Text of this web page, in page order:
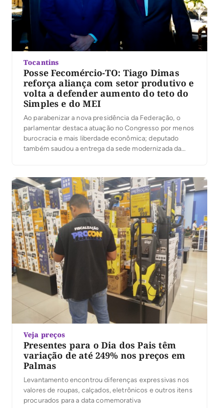
Tocantins
Posse Fecomércio-TO: Tiago Dimas
reforça aliança com setor produtivo e
volta a defender aumento do teto do
Simples e do MEI
Ao parabenizar a nova presidência da Federação, o
parlamentar destaca atuação no Congresso por menos
burocracia e mais liberdade econômica; deputado
também saudou a entrega da sede modernizada da
Veja preços
Presentes para o Dia dos Pais têm
variação de até 249% nos preços em
Palmas
Levantamento encontrou diferenças expressivas nos
valores de roupas, calçados, eletrônicos e outros itens
procurados para a data comemorativa